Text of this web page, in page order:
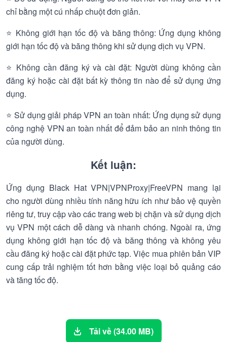
chỉ bằng một cú nhấp chuột đơn giản.
⭐ Không giới hạn tốc độ và băng thông: Ứng dụng không
giới hạn tốc độ và băng thông khi sử dụng dịch vụ VPN.
⭐ Không cần đăng ký và cài đặt: Người dùng không cần
đăng ký hoặc cài đặt bất kỳ thông tin nào để sử dụng ứng
dụng.
⭐ Sử dụng giải pháp VPN an toàn nhất: Ứng dụng sử dụng
công nghệ VPN an toàn nhất để đảm bảo an ninh thông tin
của người dùng.
Kết luận:
Ứng dụng Black Hat VPN|VPNProxy|FreeVPN mang lại
cho người dùng nhiều tính năng hữu ích như bảo vệ quyền
riêng tư, truy cập vào các trang web bị chặn và sử dụng dịch
vụ VPN một cách dễ dàng và nhanh chóng. Ngoài ra, ứng
dụng không giới hạn tốc độ và băng thông và không yêu
cầu đăng ký hoặc cài đặt phức tạp. Việc mua phiên bản VIP
cung cấp trải nghiệm tốt hơn bằng việc loại bỏ quảng cáo
và tăng tốc độ.
Tải về (34.00 MB)